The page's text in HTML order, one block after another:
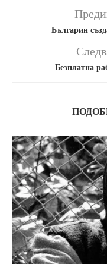
Българин
Безплатна